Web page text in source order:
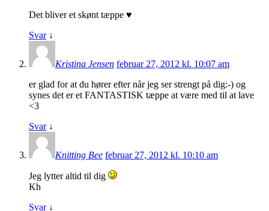
Det bliver et skønt tæppe ♥
Svar ↓
Kristina Jensen februar 27, 2012 kl. 10:07 am
er glad for at du hører efter når jeg ser strengt på dig:-) og
synes det er et FANTASTISK tæppe at være med til at lave
<3
Svar ↓
Knitting Bee februar 27, 2012 kl. 10:10 am
Jeg lytter altid til dig
Kh
Svar ↓